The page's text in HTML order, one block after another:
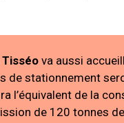
va aussi
de stationnement
l’équivalent de la
de 120 tonnes